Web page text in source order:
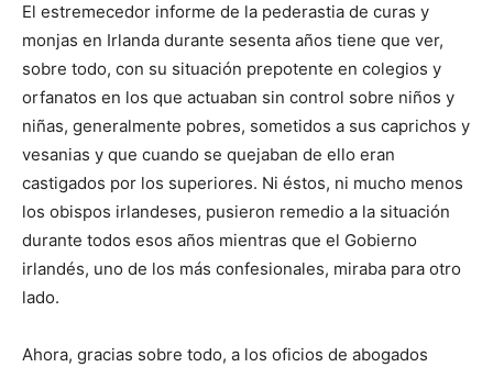
El estremecedor informe de la pederastia de curas y
monjas en Irlanda durante sesenta años tiene que ver,
sobre todo, con su situación prepotente en colegios y
orfanatos en los que actuaban sin control sobre niños y
niñas, generalmente pobres, sometidos a sus caprichos y
vesanias y que cuando se quejaban de ello eran
castigados por los superiores. Ni éstos, ni mucho menos
los obispos irlandeses, pusieron remedio a la situación
durante todos esos años mientras que el Gobierno
irlandés, uno de los más confesionales, miraba para otro
lado.
Ahora, gracias sobre todo, a los oficios de abogados